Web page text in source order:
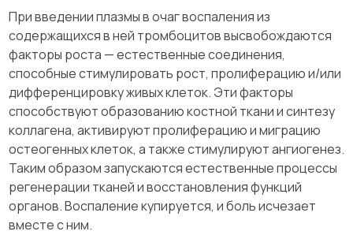
При введении плазмы в очаг воспаления из
содержащихся в ней тромбоцитов высвобождаются
факторы роста — естественные соединения,
способные стимулировать рост, пролиферацию и/или
дифференцировку живых клеток. Эти факторы
способствуют образованию костной ткани и синтезу
коллагена, активируют пролиферацию и миграцию
остеогенных клеток, а также стимулируют ангиогенез.
Таким образом запускаются естественные процессы
регенерации тканей и восстановления функций
органов. Воспаление купируется, и боль исчезает
вместе с ним.